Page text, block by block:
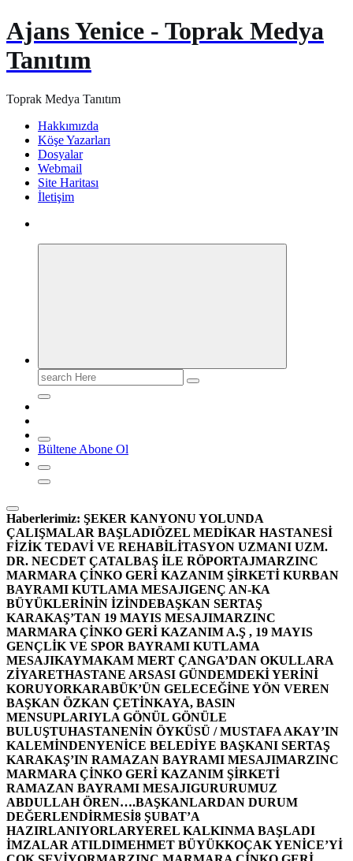
Ajans Yenice - Toprak Medya
Tanıtım
Toprak Medya Tanıtım
Hakkımızda
Köşe Yazarları
Dosyalar
Webmail
Site Haritası
İletişim
Search
for:
Bültene Abone Ol
Haberlerimiz: ŞEKER KANYONU YOLUNDA
ÇALIŞMALAR BAŞLADIÖZEL MEDİKAR HASTANESİ
FİZİK TEDAVİ VE REHABİLİTASYON UZMANI UZM.
DR. NECDET ÇATALBAŞ İLE RÖPORTAJMARZINC
MARMARA ÇİNKO GERİ KAZANIM ŞİRKETİ KURBAN
BAYRAMI KUTLAMA MESAJIGENÇ AN-KA
BÜYÜKLERİNİN İZİNDEBAŞKAN SERTAŞ
KARAKAŞ’TAN 19 MAYIS MESAJIMARZINC
MARMARA ÇİNKO GERİ KAZANIM A.Ş , 19 MAYIS
GENÇLİK VE SPOR BAYRAMI KUTLAMA
MESAJIKAYMAKAM MERT ÇANGA’DAN OKULLARA
ZİYARETHASTANE ARSASI GÜNDEMDEKİ YERİNİ
KORUYORKARABÜK’ÜN GELECEĞİNE YÖN VEREN
BAŞKAN ÖZKAN ÇETİNKAYA, BASIN
MENSUPLARIYLA GÖNÜL GÖNÜLE
BULUŞTUHASTANENİN ÖYKÜSÜ / MUSTAFA AKAY’IN
KALEMİNDENYENİCE BELEDİYE BAŞKANI SERTAŞ
KARAKAŞ’IN RAMAZAN BAYRAMI MESAJIMARZINC
MARMARA ÇİNKO GERİ KAZANIM ŞİRKETİ
RAMAZAN BAYRAMI MESAJIGURURUMUZ
ABDULLAH ÖREN….BAŞKANLARDAN DURUM
DEĞERLENDİRMESİ8 ŞUBAT’A
HAZIRLANIYORLARYEREL KALKINMA BAŞLADI
İMZALAR ATILDIMEHMET BÜYÜKKOÇAK YENİCE’Yİ